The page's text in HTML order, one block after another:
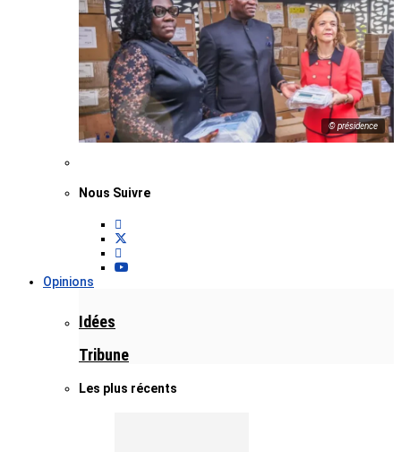
© présidence
Nous Suivre
Opinions
Idées
Tribune
Les plus récents